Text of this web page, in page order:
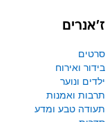
ז׳אנרים
סרטים
בידור ואירוח
ילדים ונוער
תרבות ואמנות
תעודה טבע ומדע